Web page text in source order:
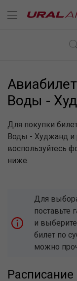
Воды -
Для покупки
Воды - Худжанд и
воспользуйтесь
ниже.
Для
поставьте
и
билет по
можно